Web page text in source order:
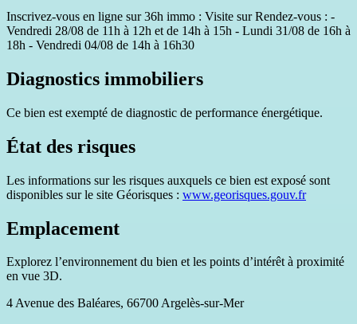
Inscrivez-vous en ligne sur 36h immo : Visite sur Rendez-vous : -
Vendredi 28/08 de 11h à 12h et de 14h à 15h - Lundi 31/08 de 16h à
18h - Vendredi 04/08 de 14h à 16h30
Diagnostics immobiliers
Ce bien est exempté de diagnostic de performance énergétique.
État des risques
Les informations sur les risques auxquels ce bien est exposé sont
disponibles sur le site Géorisques : www.georisques.gouv.fr
Emplacement
Explorez l’environnement du bien et les points d’intérêt à proximité
en vue 3D.
4 Avenue des Baléares, 66700 Argelès-sur-Mer